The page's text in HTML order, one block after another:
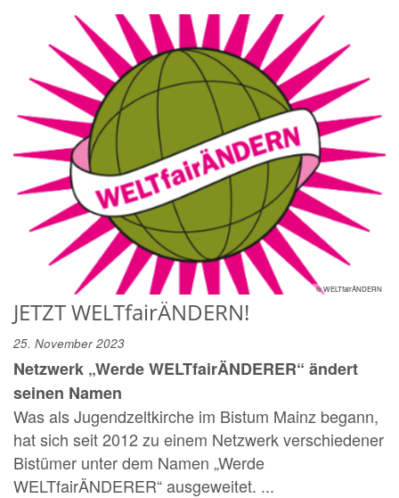
© WELTfairÄNDERN
JETZT WELTfairÄNDERN!
25. November 2023
Netzwerk „Werde WELTfairÄNDERER“ ändert
seinen Namen
Was als Jugendzeltkirche im Bistum Mainz begann,
hat sich seit 2012 zu einem Netzwerk verschiedener
Bistümer unter dem Namen „Werde
WELTfairÄNDERER“ ausgeweitet. ...